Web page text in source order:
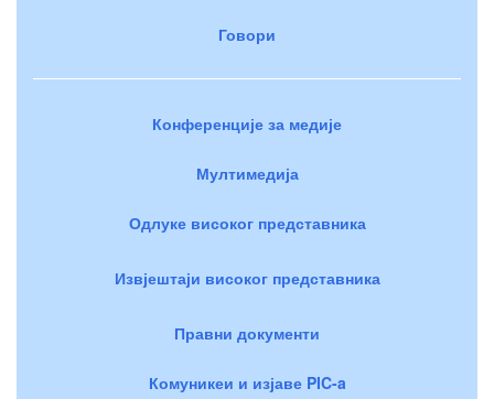
Говори
Конференције за медије
Мултимедија
Одлуке високог представника
Извјештаји високог представника
Правни документи
Комуникеи и изјаве PIC-a